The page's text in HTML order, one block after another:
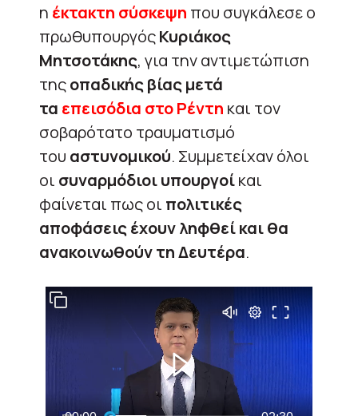
η έκτακτη σύσκεψη που συγκάλεσε ο
πρωθυπουργόςΚυριάκος
Μητσοτάκης, για την αντιμετώπιση
τηςοπαδικής βίας μετά
τα επεισόδια στο Ρέντη και τον
σοβαρότατο τραυματισμό
του αστυνομικού. Συμμετείχαν όλοι
οι συναρμόδιοι υπουργοίκαι
φαίνεται πως οι πολιτικές
αποφάσεις έχουν ληφθεί και θα
ανακοινωθούν τη Δευτέρα.